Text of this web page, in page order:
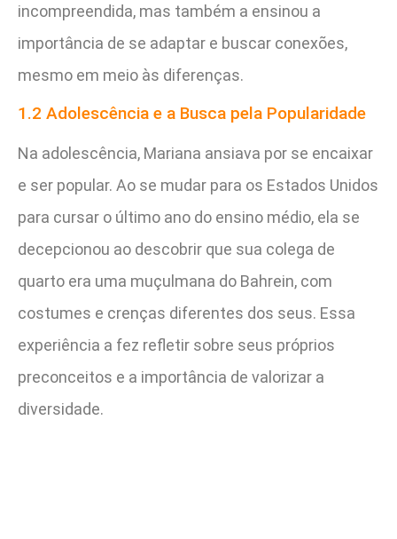
incompreendida, mas também a ensinou a
importância de se adaptar e buscar conexões,
mesmo em meio às diferenças.
1.2 Adolescência e a Busca pela Popularidade
Na adolescência, Mariana ansiava por se encaixar
e ser popular. Ao se mudar para os Estados Unidos
para cursar o último ano do ensino médio, ela se
decepcionou ao descobrir que sua colega de
quarto era uma muçulmana do Bahrein, com
costumes e crenças diferentes dos seus. Essa
experiência a fez refletir sobre seus próprios
preconceitos e a importância de valorizar a
diversidade.